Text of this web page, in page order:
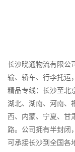
长沙晓通物流有限公
输、轿车、行李托运
精品专线：长沙至北
湖北、湖南、河南、
西、内蒙、宁夏、甘
路。公司拥有半封闭
可承接长沙到全国各